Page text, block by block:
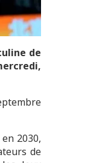
de
2030,
de